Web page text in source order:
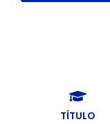
TÍTULO